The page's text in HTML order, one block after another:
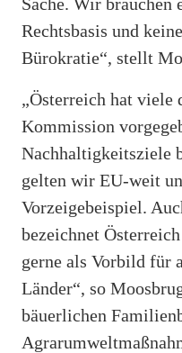
Rechtsbasis und
Bürokratie“, stellt
„Österreich hat viele
Kommission
Nachhaltigkeitsziele
gelten wir EU-weit
Vorzeigebeispiel.
bezeichnet
gerne als Vorbild für
Länder“, so
bäuerlichen